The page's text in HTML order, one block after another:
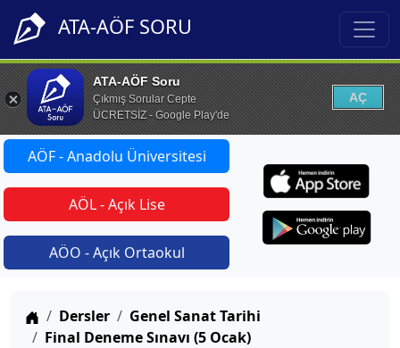
ATA-AÖF SORU
ATA-AÖF Soru
Çıkmış Sorular Cepte
ÜCRETSİZ - Google Play'de
AÇ
AÖF - Anadolu Üniversitesi
AÖL - Açık Lise
AÖO - Açık Ortaokul
Anasayfa
Dersler
Genel Sanat Tarihi
Final Deneme Sınavı (5 Ocak)